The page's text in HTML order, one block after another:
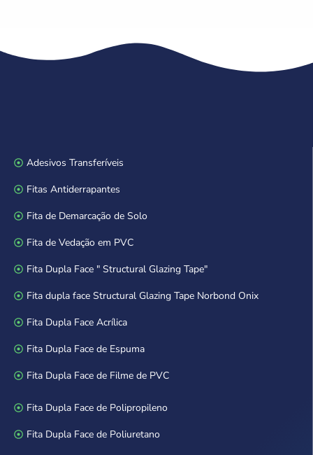
Adesivos Transferíveis
Fitas Antiderrapantes
Fita de Demarcação de Solo
Fita de Vedação em PVC
Fita Dupla Face " Structural Glazing Tape"
Fita dupla face Structural Glazing Tape Norbond Onix
Fita Dupla Face Acrílica
Fita Dupla Face de Espuma
Fita Dupla Face de Filme de PVC
Fita Dupla Face de Polipropileno
Fita Dupla Face de Poliuretano